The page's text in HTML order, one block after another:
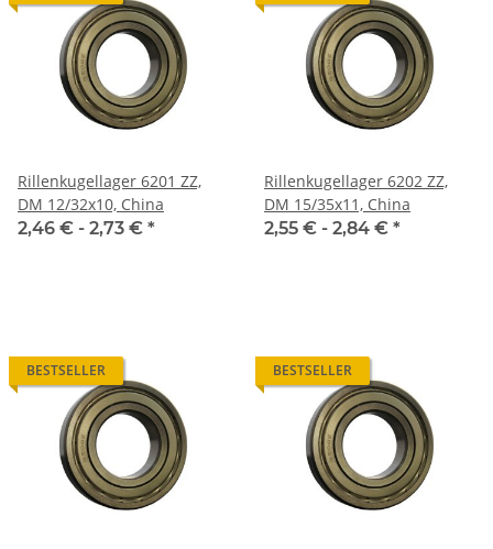
Rillenkugellager 6201 ZZ,
DM 12/32x10, China
2,46 € - 2,73 € *
Rillenkugellager 6202 ZZ,
DM 15/35x11, China
2,55 € - 2,84 € *
BESTSELLER BESTSELLER